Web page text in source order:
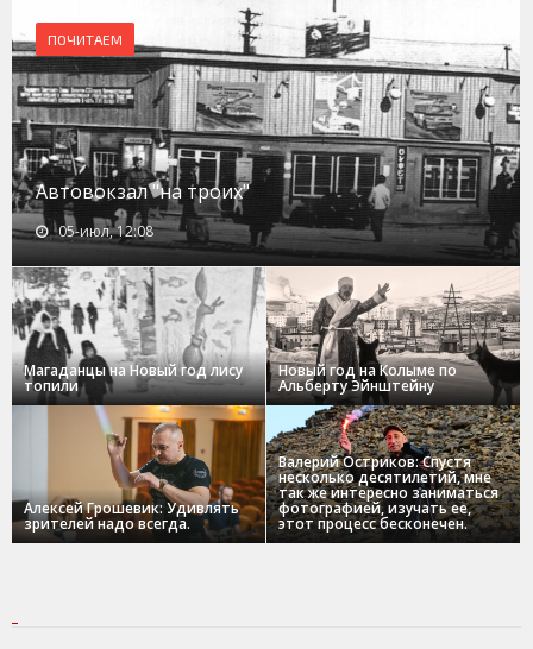
ПОЧИТАЕМ
Автовокзал "на троих"
05-июл, 12:08
Магаданцы на Новый год лису
топили
Новый год на Колыме по
Альберту Эйнштейну
Алексей Грошевик: Удивлять
зрителей надо всегда.
Валерий Остриков: Спустя
несколько десятилетий, мне
так же интересно заниматься
фотографией, изучать ее,
этот процесс бесконечен.